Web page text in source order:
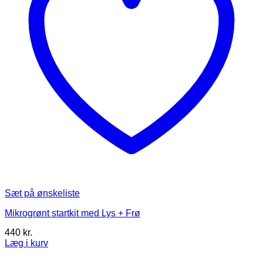
Sæt på ønskeliste
Mikrogrønt startkit med Lys + Frø
440 kr.
Læg i kurv